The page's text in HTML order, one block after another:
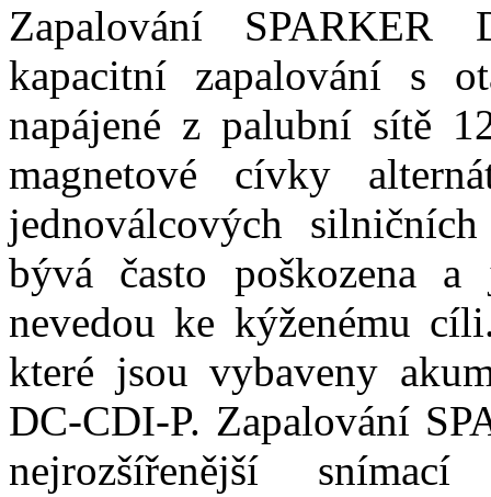
Zapalování SPARKER
kapacitní zapalování s
napájené z palubní sítě
magnetové cívky
jednoválcových
bývá často poškozena
nevedou ke kýženému
které jsou vybaveny
DC-CDI-P. Zapalování
nejrozšířenější